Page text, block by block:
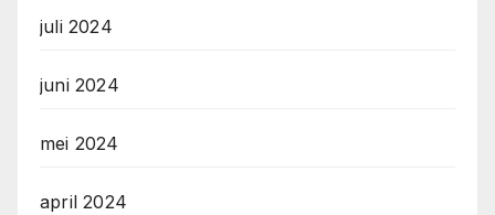
juli 2024
juni 2024
mei 2024
april 2024